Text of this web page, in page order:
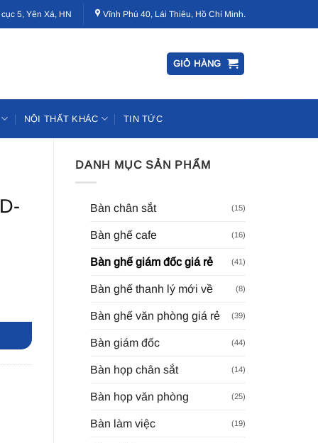
5, Yên Xá, HN Vĩnh Phú 40, Lái Thiêu, Hồ Chí Minh.
GIỎ HÀNG
NỘI THẤT KHÁC TIN TỨC
DANH MỤC SẢN PHẨM
Bàn chân sắt (15)
Bàn ghế cafe (16)
Bàn ghế giám đốc giá rẻ (41)
Bàn ghế thanh lý mới về (8)
Bàn ghế văn phòng giá rẻ (39)
Bàn giám đốc (44)
Bàn họp chân sắt (14)
Bàn họp văn phòng (25)
Bàn làm việc (19)